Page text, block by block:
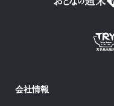
会社情報